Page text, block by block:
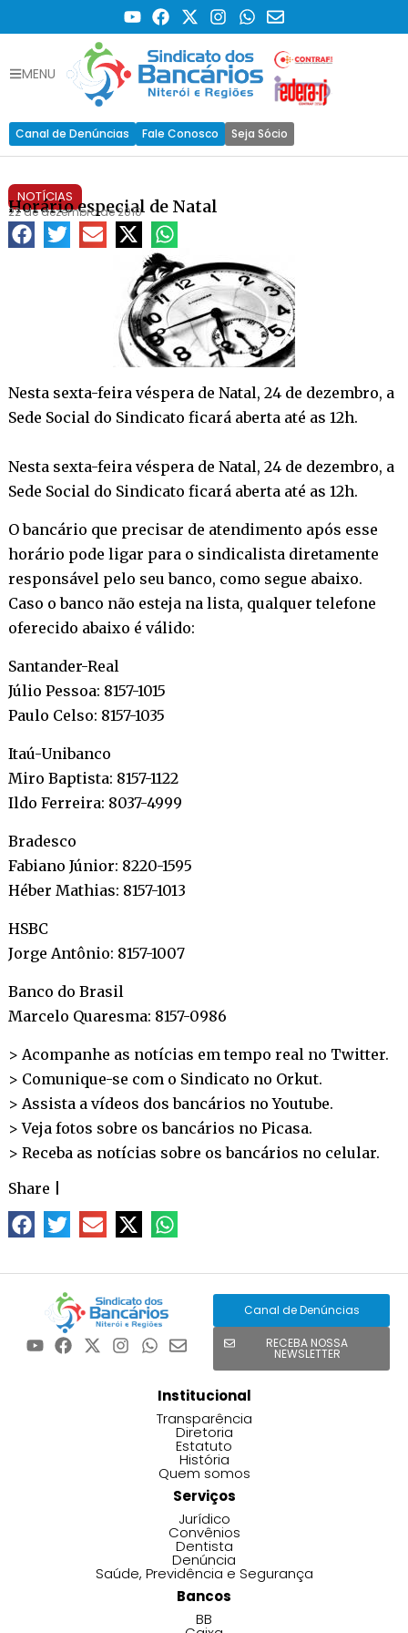
MENU
Canal de Denúncias Fale Conosco Seja Sócio
NOTÍCIAS
Horário especial de Natal
22 de dezembro de 2010
Nesta sexta-feira véspera de Natal, 24 de dezembro, a
Sede Social do Sindicato ficará aberta até as 12h.
Nesta sexta-feira véspera de Natal, 24 de dezembro, a
Sede Social do Sindicato ficará aberta até as 12h.
O bancário que precisar de atendimento após esse
horário pode ligar para o sindicalista diretamente
responsável pelo seu banco, como segue abaixo.
Caso o banco não esteja na lista, qualquer telefone
oferecido abaixo é válido:
Santander-Real
Júlio Pessoa: 8157-1015
Paulo Celso: 8157-1035
Itaú-Unibanco
Miro Baptista: 8157-1122
Ildo Ferreira: 8037-4999
Bradesco
Fabiano Júnior: 8220-1595
Héber Mathias: 8157-1013
HSBC
Jorge Antônio: 8157-1007
Banco do Brasil
Marcelo Quaresma: 8157-0986
> Acompanhe as notícias em tempo real no Twitter.
> Comunique-se com o Sindicato no Orkut.
> Assista a vídeos dos bancários noYoutube.
> Veja fotos sobre os bancários no Picasa.
> Receba as notícias sobre os bancários no celular.
Share
Canal de Denúncias
RECEBA NOSSA
NEWSLETTER
Institucional
Transparência
Diretoria
Estatuto
História
Quem somos
Serviços
Jurídico
Convênios
Dentista
Denúncia
Saúde, Previdência e Segurança
Bancos
BB